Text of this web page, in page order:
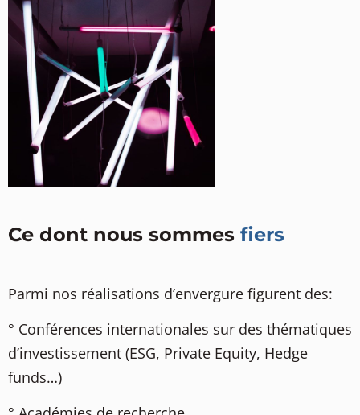
Ce dont nous sommes fiers
Parmi nos réalisations d’envergure figurent des:
° Conférences internationales sur des thématiques
d’investissement (ESG, Private Equity, Hedge
funds…)